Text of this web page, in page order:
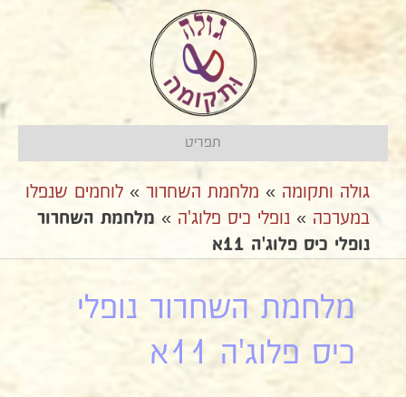
תפריט
גולה ותקומה » מלחמת השחרור » לוחמים שנפלו
במערכה » נופלי כיס פלוג'ה » מלחמת השחרור
נופלי כיס פלוג'ה 11א
מלחמת השחרור נופלי
כיס פלוג'ה 11א